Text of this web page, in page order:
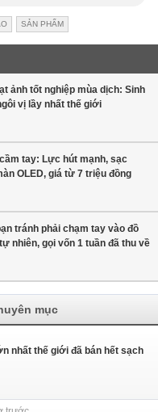
SẢN PHẨM
ảnh tốt nghiệp mùa dịch: Sinh
vị lầy nhất thế giới
tay: Lực hút mạnh, sạc
OLED, giá từ 7 triệu đồng
tránh phải chạm tay vào đồ
nhiên, gọi vốn 1 tuần đã thu về
mục
nhất thế giới đã bán hết sạch